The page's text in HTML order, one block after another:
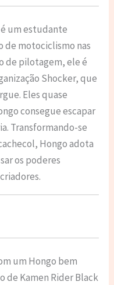
um estudante
de motociclismo nas
de pilotagem, ele é
Shocker, que
Eles quase
consegue escapar
Transformando-se
Hongo adota
os poderes
um Hongo bem
de Kamen Rider Black